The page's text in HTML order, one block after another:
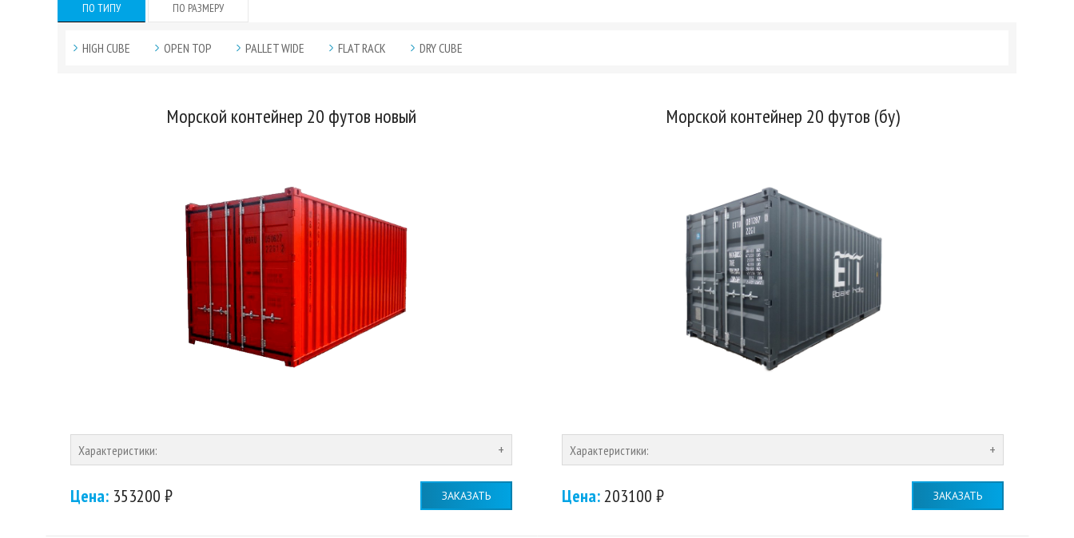
ПО ТИПУ ПО РАЗМЕРУ
HIGH CUBE OPEN TOP PALLET WIDE FLAT RACK DRY CUBE
Морской контейнер 20 футов новый
Характеристики:
Цена: 353200 ₽ ЗАКАЗАТЬ
Морской контейнер 20 футов (бу)
Характеристики:
Цена:203100 ₽ ЗАКАЗАТЬ